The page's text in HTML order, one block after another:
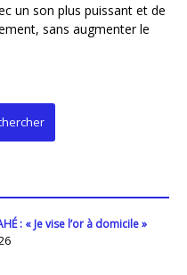
un son plus puissant et de
sans augmenter le
: « Je vise l’or à domicile »